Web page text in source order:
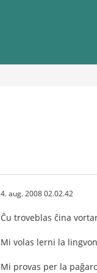
4. aug. 2008 02.02.42
Ĉu troveblas ĉina
Mi volas lerni la
Mi provas per la